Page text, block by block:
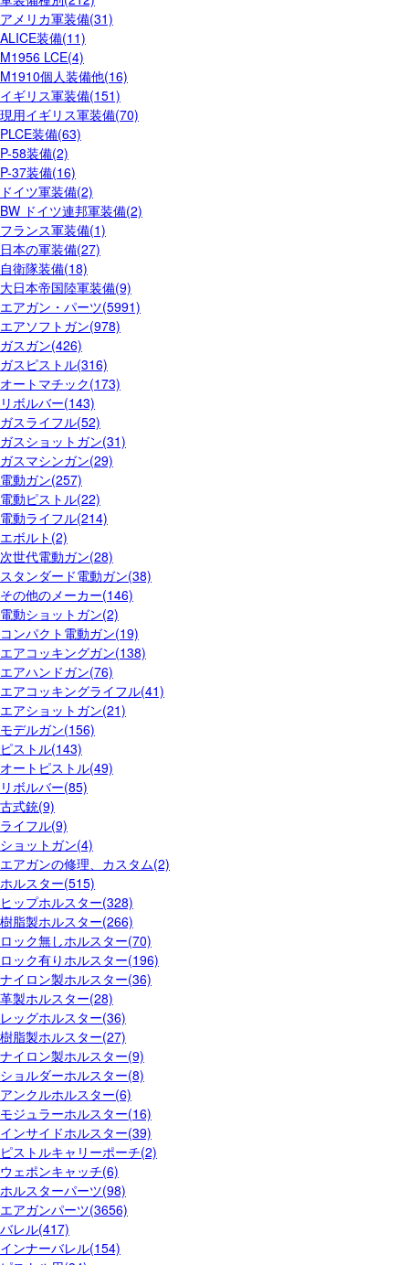
アメリカ軍装備(31)
ALICE装備(11)
M1956 LCE(4)
M1910個人装備他(16)
イギリス軍装備(151)
現用イギリス軍装備(70)
PLCE装備(63)
P-58装備(2)
P-37装備(16)
ドイツ軍装備(2)
BW ドイツ連邦軍装備(2)
フランス軍装備(1)
日本の軍装備(27)
自衛隊装備(18)
大日本帝国陸軍装備(9)
エアガン・パーツ(5991)
エアソフトガン(978)
ガスガン(426)
ガスピストル(316)
オートマチック(173)
リボルバー(143)
ガスライフル(52)
ガスショットガン(31)
ガスマシンガン(29)
電動ガン(257)
電動ピストル(22)
電動ライフル(214)
エボルト(2)
次世代電動ガン(28)
スタンダード電動ガン(38)
その他のメーカー(146)
電動ショットガン(2)
コンパクト電動ガン(19)
エアコッキングガン(138)
エアハンドガン(76)
エアコッキングライフル(41)
エアショットガン(21)
モデルガン(156)
ピストル(143)
オートピストル(49)
リボルバー(85)
古式銃(9)
ライフル(9)
ショットガン(4)
エアガンの修理、カスタム(2)
ホルスター(515)
ヒップホルスター(328)
樹脂製ホルスター(266)
ロック無しホルスター(70)
ロック有りホルスター(196)
ナイロン製ホルスター(36)
革製ホルスター(28)
レッグホルスター(36)
樹脂製ホルスター(27)
ナイロン製ホルスター(9)
ショルダーホルスター(8)
アンクルホルスター(6)
モジュラーホルスター(16)
インサイドホルスター(39)
ピストルキャリーポーチ(2)
ウェポンキャッチ(6)
ホルスターパーツ(98)
エアガンパーツ(3656)
バレル(417)
インナーバレル(154)